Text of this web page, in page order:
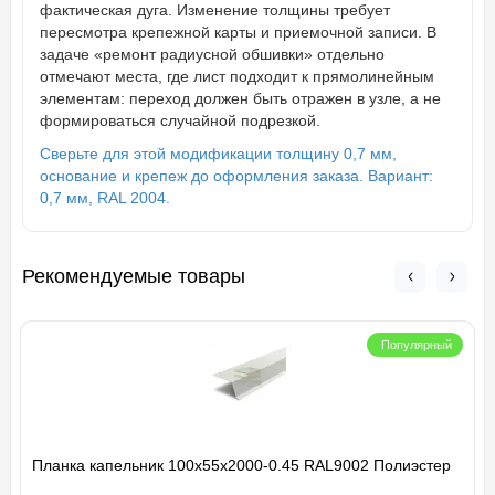
фактическая дуга. Изменение толщины требует
пересмотра крепежной карты и приемочной записи. В
задаче «ремонт радиусной обшивки» отдельно
отмечают места, где лист подходит к прямолинейным
элементам: переход должен быть отражен в узле, а не
формироваться случайной подрезкой.
Сверьте для этой модификации толщину 0,7 мм,
основание и крепеж до оформления заказа. Вариант:
0,7 мм, RAL 2004.
Рекомендуемые товары
Популярный
Планка капельник 100х55х2000-0.45 RAL9002 Полиэстер